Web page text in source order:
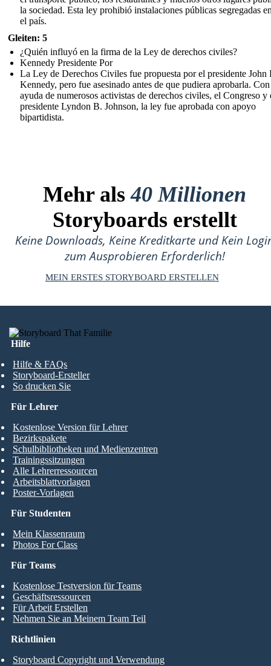
la sociedad. Esta ley prohibió instalaciones públicas segregadas
el país.
Gleiten: 5
¿Quién influyó en la firma de la Ley de derechos civiles?
Kennedy Presidente Por
La Ley de Derechos Civiles fue propuesta por el presidente John
Kennedy, pero fue asesinado antes de que pudiera aprobarla.
ayuda de numerosos activistas de derechos civiles, el Congreso y
presidente Lyndon B. Johnson, la ley fue aprobada con apoyo
bipartidista.
Mehr als40 Millionen
Storyboards erstellt
Keine Downloads, Keine Kreditkarte und Kein
zum Ausprobieren Erforderlich!
MEIN ERSTES STORYBOARD ERSTELLEN
Hilfe
Hilfe & FAQs
Storyboard-Ersteller
So drucken Sie
Für Studenten
Mein Klassenraum
Photos For Class
Für Lehrer
Kostenlose Version für Lehrer
Bezirkspakete
Schulbibliotheken und Medienzentren
Trainingssitzungen
Alle Lehrerressourcen
Arbeitsblattvorlagen
Poster-Vorlagen
Für Teams
Kostenlose Testversion für Teams
Geschäftsressourcen
Für Arbeit Erstellen
Nehmen Sie an Meinem Team Teil
Richtlinien
Storyboard Copyright und Verwendung